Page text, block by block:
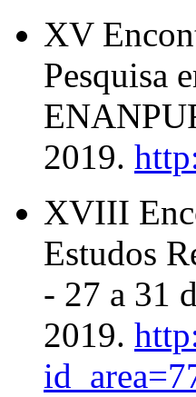
XV
Pesquisa
2019.
XVIII
Estudos
- 27 a 31
2019.